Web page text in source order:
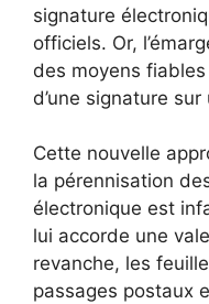
signature
officiels. Or,
des moyens
d’une signature
Cette nouvelle
la pérennisation
électronique est
lui accorde une
revanche, les
passages postaux